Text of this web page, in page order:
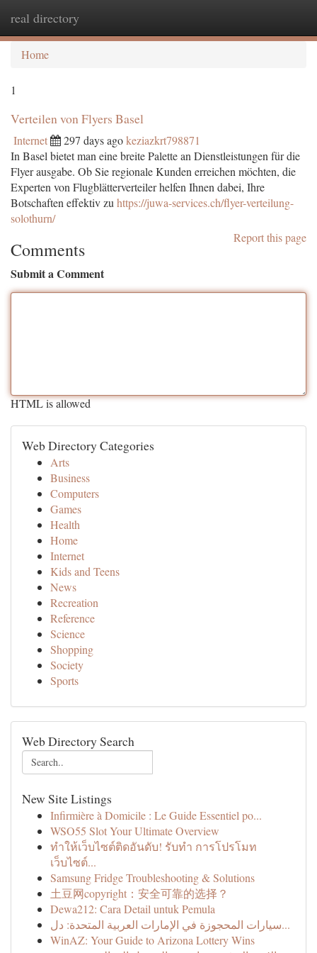
real directory
Home
1
Verteilen von Flyers Basel
Internet 297 days agokeziazkrt798871
In Basel bietet man eine breite Palette an Dienstleistungen für die
Flyer ausgabe. Ob Sie regionale Kunden erreichen möchten, die
Experten von Flugblätterverteiler helfen Ihnen dabei, Ihre
Botschaften effektiv zu https://juwa-services.ch/flyer-verteilung-
solothurn/
Report this page
Comments
Submit a Comment
HTML is allowed
Web Directory Categories
Arts
Business
Computers
Games
Health
Home
Internet
Kids and Teens
News
Recreation
Reference
Science
Shopping
Society
Sports
Web Directory Search
New Site Listings
Infirmière à Domicile : Le Guide Essentiel po...
WSO55 Slot Your Ultimate Overview
ทำให้เว็บไซต์ติดอันดับ! รับทำ การโปรโมท
เว็บไซต์...
Samsung Fridge Troubleshooting & Solutions
土豆网copyright：安全可靠的选择？
Dewa212: Cara Detail untuk Pemula
سيارات المحجوزة في الإمارات العربية المتحدة: دل...
WinAZ: Your Guide to Arizona Lottery Wins